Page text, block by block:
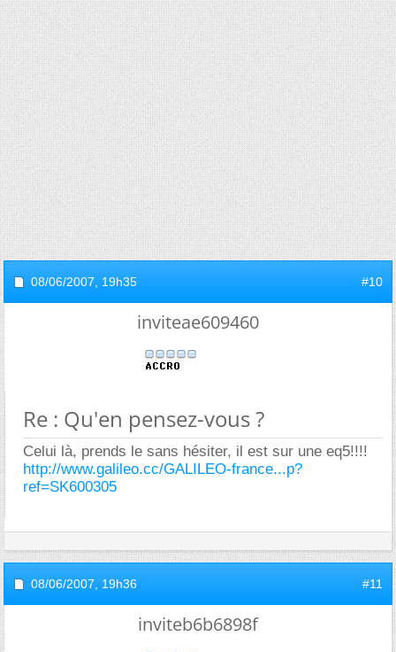
08/06/2007, 19h35 #10
inviteae609460
Re : Qu'en pensez-vous ?
Celui là, prends le sans hésiter, il est sur une eq5!!!!
http://www.galileo.cc/GALILEO-france...p?
ref=SK600305
08/06/2007, 19h36 #11
inviteb6b6898f